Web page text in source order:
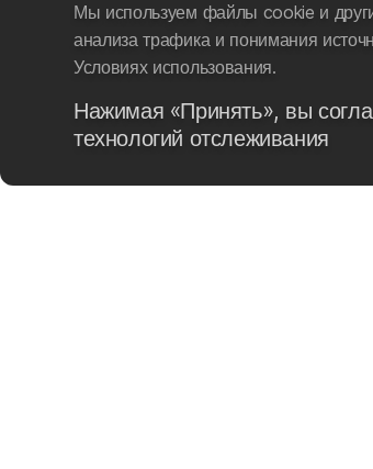
Мы используем файлы cookie и
анализа трафика и понимания
Условиях использования.
Нажимая «Принять», вы
технологий отслеживания